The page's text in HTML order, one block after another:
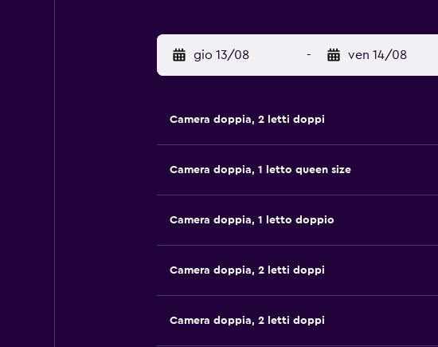
gio 13/08 - ven 14/08
Camera doppia, 2 letti doppi
Camera doppia, 1 letto queen size
Camera doppia, 1 letto doppio
Camera doppia, 2 letti doppi
Camera doppia, 2 letti doppi